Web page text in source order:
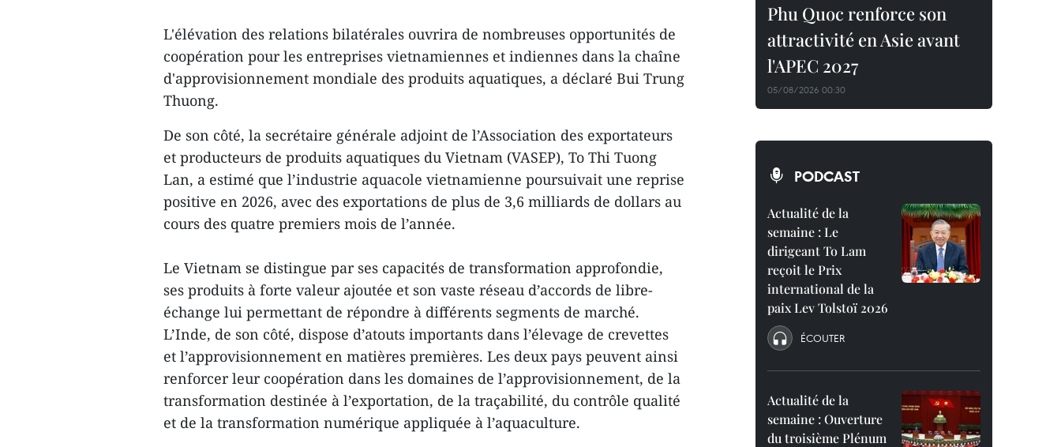
L'élévation des relations bilatérales ouvrira de nombreuses opportunités de
coopération pour les entreprises vietnamiennes et indiennes dans la chaîne
d'approvisionnement mondiale des produits aquatiques, a déclaré Bui Trung
Thuong.
De son côté, la secrétaire générale adjoint de l’Association des exportateurs
et producteurs de produits aquatiques du Vietnam (VASEP), To Thi Tuong
Lan, a estimé que l’industrie aquacole vietnamienne poursuivait une reprise
positive en 2026, avec des exportations de plus de 3,6 milliards de dollars au
cours des quatre premiers mois de l’année.
Le Vietnam se distingue par ses capacités de transformation approfondie,
ses produits à forte valeur ajoutée et son vaste réseau d’accords de libre-
échange lui permettant de répondre à différents segments de marché.
L’Inde, de son côté, dispose d’atouts importants dans l’élevage de crevettes
et l’approvisionnement en matières premières. Les deux pays peuvent ainsi
renforcer leur coopération dans les domaines de l’approvisionnement, de la
transformation destinée à l’exportation, de la traçabilité, du contrôle qualité
et de la transformation numérique appliquée à l’aquaculture.
Phu Quoc renforce son
attractivité en Asie avant
l'APEC 2027
05/08/2026 00:30
PODCAST
Actualité de la
semaine : Le
dirigeant To Lam
reçoit le Prix
international de la
paix Lev Tolstoï 2026
ÉCOUTER
Actualité de la
semaine : Ouverture
du troisième Plénum